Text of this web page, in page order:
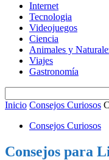
Internet
Tecnologia
Videojuegos
Ciencia
Animales y
Viajes
Gastronomía
Inicio Consejos Curiosos
Consejos Curiosos
Consejos para